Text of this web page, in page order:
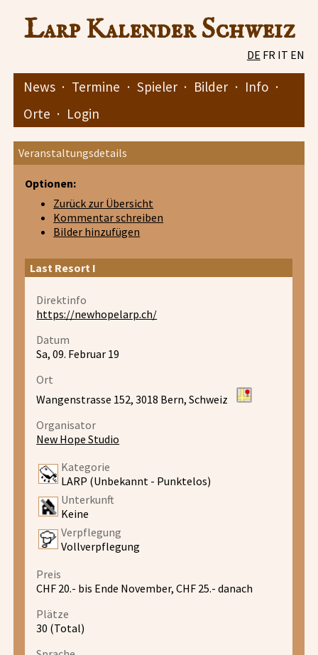
Larp Kalender Schweiz
DE FR IT EN
News · Termine · Spieler · Bilder · Info ·
Orte · Login
Veranstaltungsdetails
Optionen:
Zurück zur Übersicht
Kommentar schreiben
Bilder hinzufügen
Last Resort I
Direktinfo
https://newhopelarp.ch/
Datum
Sa, 09. Februar 19
Ort
Wangenstrasse 152, 3018 Bern, Schweiz
Organisator
New Hope Studio
Kategorie
LARP (Unbekannt - Punktelos)
Unterkunft
Keine
Verpflegung
Vollverpflegung
Preis
CHF 20.- bis Ende November, CHF 25.- danach
Plätze
30 (Total)